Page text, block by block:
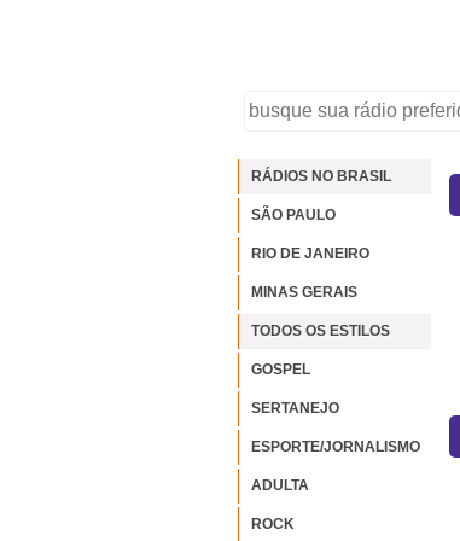
RÁDIOS NO BRASIL
SÃO PAULO
RIO DE JANEIRO
MINAS GERAIS
TODOS OS ESTILOS
GOSPEL
SERTANEJO
ESPORTE/JORNALISMO
ADULTA
ROCK